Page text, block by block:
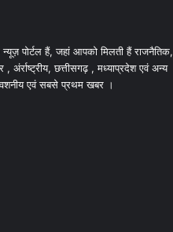
पोर्टल हैं, जहां आपको मिलती हैं राजनैतिक,
अंर्राष्ट्रीय, छत्तीसगढ़ , मध्याप्रदेश एवं अन्य
एवं सबसे प्रथम खबर ।